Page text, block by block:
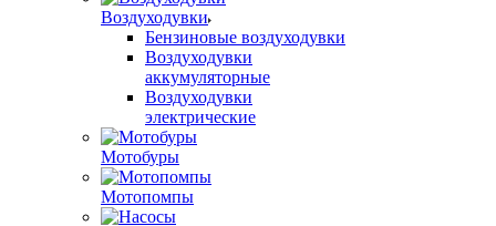
Воздуходувки
Бензиновые воздуходувки
Воздуходувки
аккумуляторные
Воздуходувки
электрические
Мотобуры
Мотопомпы